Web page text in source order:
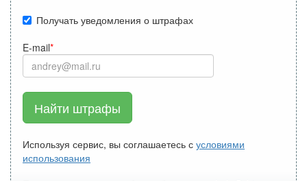
Получать уведомления о штрафах
E-mail
Найти штрафы
Используя сервис, вы соглашаетесь с условиями
использования